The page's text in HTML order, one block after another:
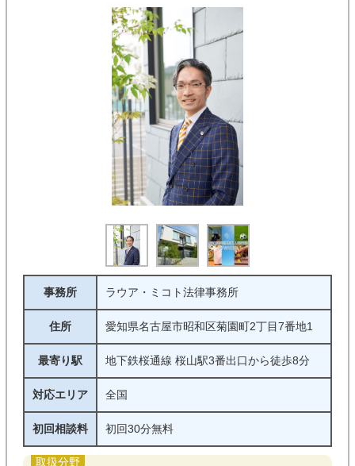
事務所 ラウア・ミコト法律事務所
住所 愛知県名古屋市昭和区菊園町2丁目7番地1
最寄り駅 地下鉄桜通線 桜山駅3番出口から徒歩8分
対応エリア 全国
初回相談料 初回30分無料